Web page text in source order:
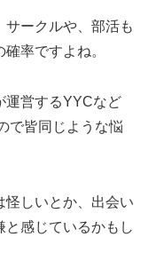
サークルや、部活も
率ですよね。
運営するYYCなど
で皆同じような悩
怪しいとか、出会い
と感じているかもし